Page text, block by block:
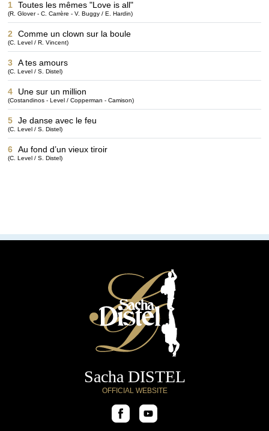
1 Toutes les mêmes "Love is all"
(R. Glover - C. Carrère - V. Buggy / E. Hardin)
2 Comme un clown sur la boule
(C. Level / R. Vincent)
3 A tes amours
(C. Level / S. Distel)
4 Une sur un million
(Costandinos - Level / Copperman - Camison)
5 Je danse avec le feu
(C. Level / S. Distel)
6 Au fond d’un vieux tiroir
(C. Level / S. Distel)
Sacha DISTEL
OFFICIAL WEBSITE